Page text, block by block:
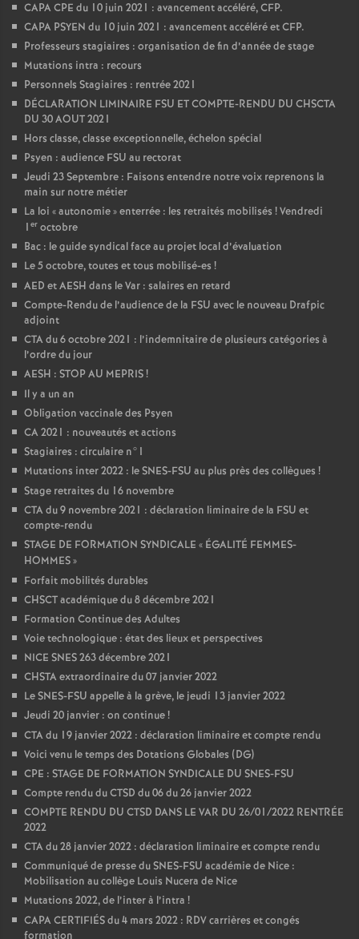
CAPA CPE du 10 juin 2021 : avancement accéléré, CFP.
CAPA PSYEN du 10 juin 2021 : avancement accéléré et CFP.
Professeurs stagiaires : organisation de fin d’année de stage
Mutations intra : recours
Personnels Stagiaires : rentrée 2021
DÉCLARATION LIMINAIRE FSU ET COMPTE-RENDU DU CHSCTA
DU 30 AOUT 2021
Hors classe, classe exceptionnelle, échelon spécial
Psyen : audience FSU au rectorat
Jeudi 23 Septembre : Faisons entendre notre voix reprenons la
main sur notre métier
La loi «autonomie» enterrée : les retraités mobilisés ! Vendredi
1 er octobre
Bac : le guide syndical face au projet local d’évaluation
Le 5 octobre, toutes et tous mobilisé-es !
AED et AESH dans le Var : salaires en retard
Compte-Rendu de l’audience de la FSU avec le nouveau Drafpic
adjoint
CTA du 6 octobre 2021 : l’indemnitaire de plusieurs catégories à
l’ordre du jour
AESH : STOP AU MEPRIS!
Il y a un an
Obligation vaccinale des Psyen
CA 2021 : nouveautés et actions
Stagiaires : circulaire n°1
Mutations inter 2022 : le SNES-FSU au plus près des collègues !
Stage retraites du 16 novembre
CTA du 9 novembre 2021 : déclaration liminaire de la FSU et
compte-rendu
STAGE DE FORMATION SYNDICALE « ÉGALITÉ FEMMES-
HOMMES»
Forfait mobilités durables
CHSCT académique du 8 décembre 2021
Formation Continue des Adultes
Voie technologique : état des lieux et perspectives
NICE SNES 263 décembre 2021
CHSTA extraordinaire du 07 janvier 2022
Le SNES-FSU appelle à la grève, le jeudi 13 janvier 2022
Jeudi 20 janvier : on continue!
CTA du 19 janvier 2022 : déclaration liminaire et compte rendu
Voici venu le temps des Dotations Globales (DG)
CPE : STAGE DE FORMATION SYNDICALE DU SNES-FSU
Compte rendu du CTSD du 06 du 26 janvier 2022
COMPTE RENDU DU CTSD DANS LE VAR DU 26/01/2022 RENTRÉE
2022
CTA du 28 janvier 2022 : déclaration liminaire et compte rendu
Communiqué de presse du SNES-FSU académie de Nice :
Mobilisation au collège Louis Nucera de Nice
Mutations 2022, de l’inter à l’intra !
CAPA CERTIFIÉS du 4 mars 2022 : RDV carrières et congés